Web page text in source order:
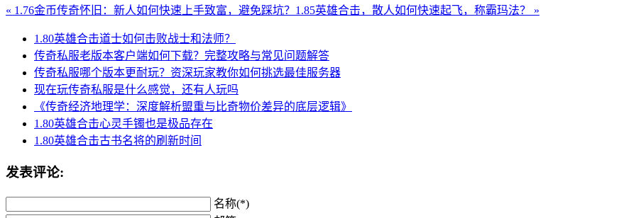
« 1.76金币传奇怀旧：新人如何快速上手致富，避免踩坑？ 1.85英雄合击，散人如何快速起飞，称霸玛法？ »
1.80英雄合击道士如何击败战士和法师？
传奇私服老版本客户端如何下载？完整攻略与常见问题解答
传奇私服哪个版本更耐玩？资深玩家教你如何挑选最佳服务器
现在玩传奇私服是什么感觉，还有人玩吗
《传奇经济地理学：深度解析盟重与比奇物价差异的底层逻辑》
1.80英雄合击心灵手镯也是极品存在
1.80英雄合击古书名将的刷新时间
发表评论:
名称(*)